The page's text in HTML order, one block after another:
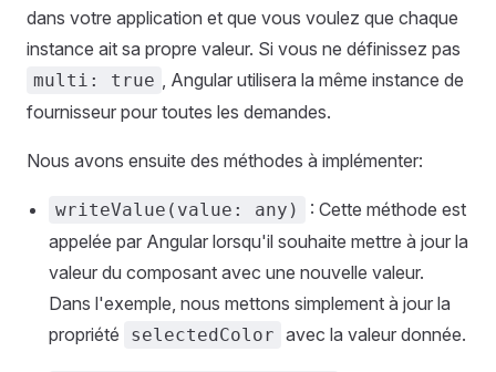
dans votre application et que vous voulez que chaque
instance ait sa propre valeur. Si vous ne définissez pas
multi: true , Angular utilisera la même instance de
fournisseur pour toutes les demandes.
Nous avons ensuite des méthodes à implémenter:
writeValue(value: any)
: Cette méthode est
appelée par Angular lorsqu'il souhaite mettre à jour la
valeur du composant avec une nouvelle valeur.
Dans l'exemple, nous mettons simplement à jour la
propriété
selectedColor avec la valeur donnée.